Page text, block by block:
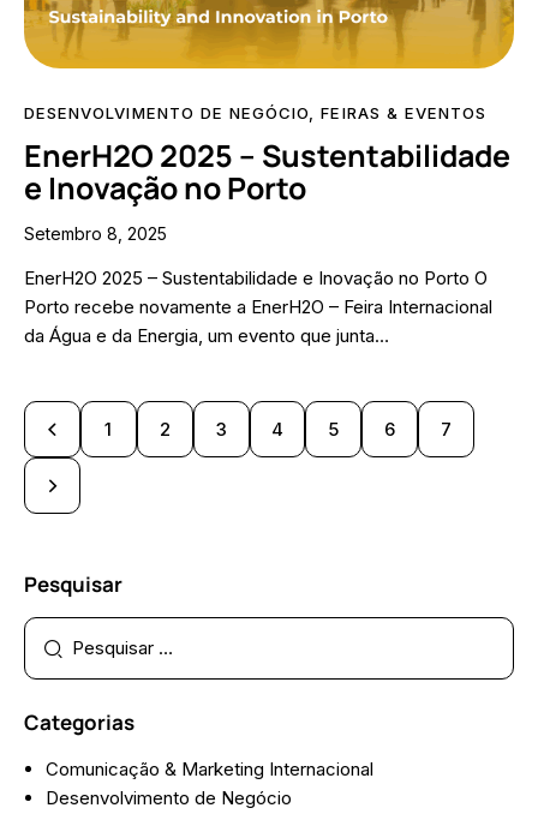
DESENVOLVIMENTO DE NEGÓCIO ,FEIRAS & EVENTOS
EnerH2O 2025 – Sustentabilidade
e Inovação no Porto
Setembro 8, 2025
EnerH2O 2025 – Sustentabilidade e Inovação no Porto O
Porto recebe novamente a EnerH2O – Feira Internacional
da Água e da Energia, um evento que junta…
1 2 3 4 5 6 7
Pesquisar
Categorias
Comunicação & Marketing Internacional
Desenvolvimento de Negócio